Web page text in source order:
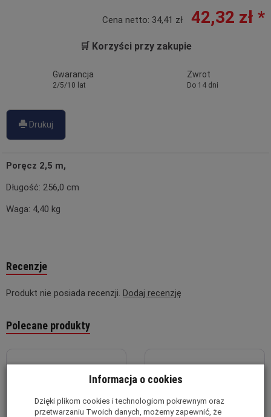
Cena netto: 34,41 zł 42,32 zł *
🛒 Korzyści przy zakupie
Gwarancja
2/5/10 lat
Zwrot
Do 14 dni
Drukuj
Poręcz 2,5 m,
Długość: 256,0 cm
Waga: 4,40 kg
Recenzje
Produkt nie posiada recenzji. Dodaj recenzję
Polecane produkty
Informacja o cookies
Dzięki plikom cookies i technologiom pokrewnym oraz
przetwarzaniu Twoich danych, możemy zapewnić, że